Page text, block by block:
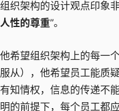
组织架构的设计观点印象
人性的尊重”。
他希望组织架构上的每一
服从），他希望员工能质
有知情权，信息的传递不
明的前提下，每个员工都